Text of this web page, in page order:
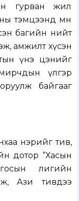
гурван жил
тэмцээнд мөн
багийн нийт
амжилт хүсэн
үнэ цэнийг
үлгэр
байгааг
нэрийг тив,
дотор “Хасын
лигийн
Ази тивдээ